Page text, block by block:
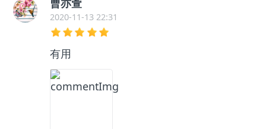
曹亦萱
2020-11-13 22:31
有用